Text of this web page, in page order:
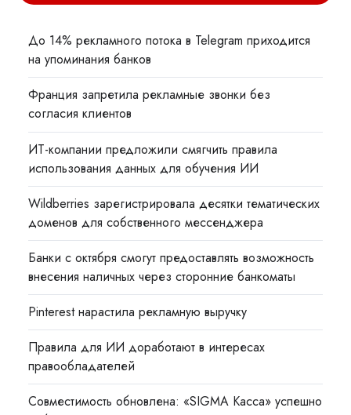
До 14% рекламного потока в Telegram приходится
на упоминания банков
Франция запретила рекламные звонки без
согласия клиентов
ИТ-компании предложили смягчить правила
использования данных для обучения ИИ
Wildberries зарегистрировала десятки тематических
доменов для собственного мессенджера
Банки с октября смогут предоставлять возможность
внесения наличных через сторонние банкоматы
Pinterest нарастила рекламную выручку
Правила для ИИ доработают в интересах
правообладателей
Совместимость обновлена: «SIGMA Касса» успешно